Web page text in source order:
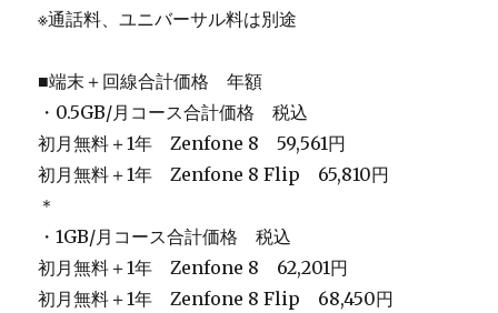
※通話料、ユニバーサル料は別途
■端末＋回線合計価格 年額
・0.5GB/月コース合計価格 税込
初月無料＋1年Zenfone 8 59,561円
初月無料＋1年 Zenfone 8 Flip 65,810円
＊
・1GB/月コース合計価格 税込
初月無料＋1年 Zenfone 8 62,201円
初月無料＋1年 Zenfone 8 Flip 68,450円